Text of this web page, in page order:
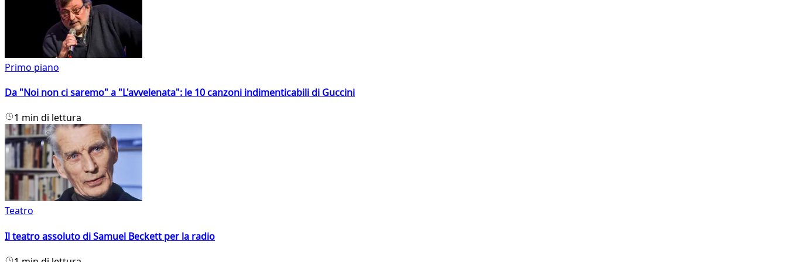
Primo piano
Da "Noi non ci saremo" a "L'avvelenata": le 10 canzoni indimenticabili di Guccini
1 min di lettura
Teatro
Il teatro assoluto di Samuel Beckett per la radio